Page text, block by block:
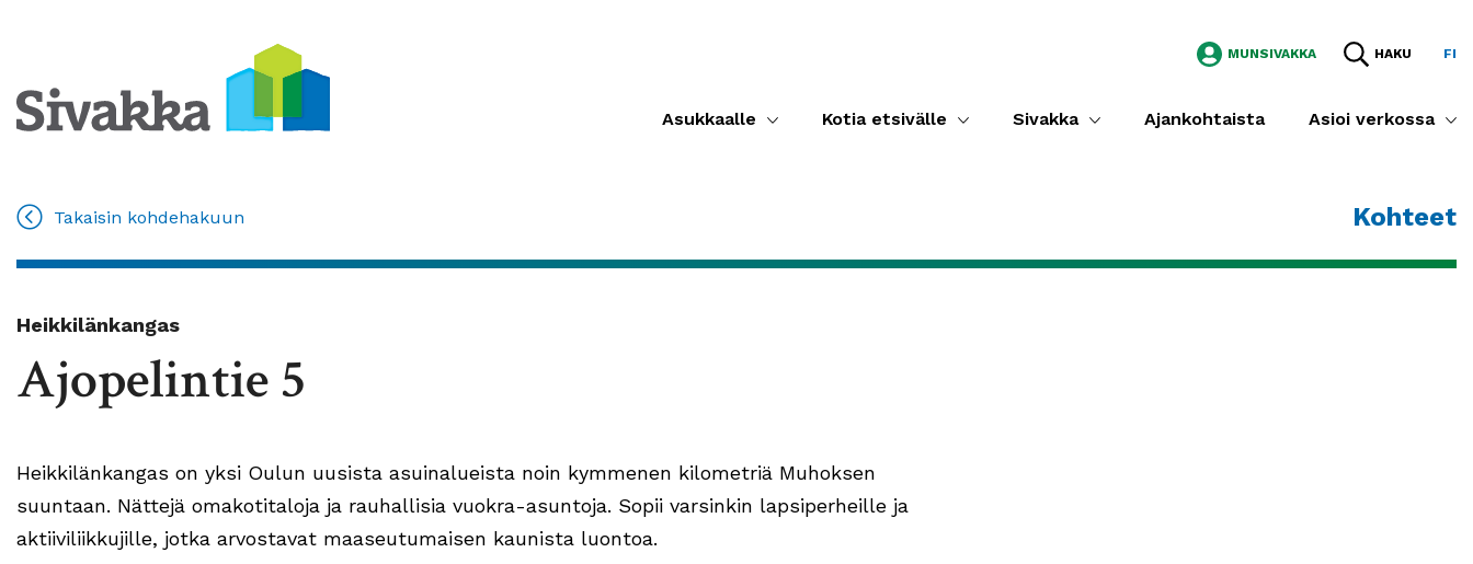
MUNSIVAKKA HAKU FI
Asukkaalle Kotia etsivälle Sivakka Ajankohtaista Asioi verkossa
Takaisin kohdehakuun Kohteet
Heikkilänkangas
Ajopelintie 5
Heikkilänkangas on yksi Oulun uusista asuinalueista noin kymmenen kilometriä Muhoksen
suuntaan. Nättejä omakotitaloja ja rauhallisia vuokra-asuntoja. Sopii varsinkin lapsiperheille ja
aktiiviliikkujille, jotka arvostavat maaseutumaisen kaunista luontoa.